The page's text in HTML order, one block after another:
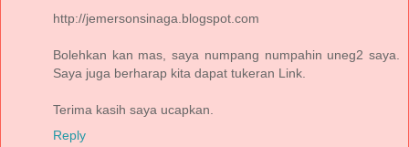
http://jemersonsinaga.blogspot.com
Bolehkan kan mas, saya numpang numpahin uneg2 saya.
Saya juga berharap kita dapat tukeran Link.
Terima kasih saya ucapkan.
Reply